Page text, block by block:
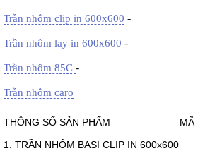
Trần nhôm clip in 600x600 -
Trần nhôm lay in 600x600 -
Trần nhôm 85C -
Trần nhôm caro
THÔNG SỐ SẢN PHẨM MÃ
1. TRẦN NHÔM BASI CLIP IN 600x600